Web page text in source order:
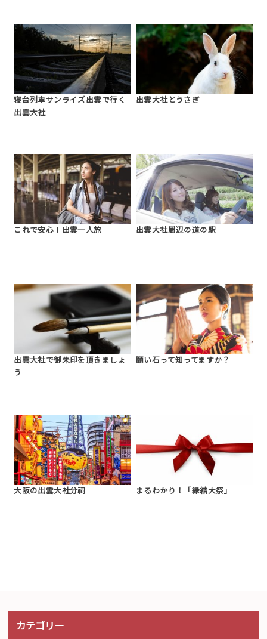
寝台列車サンライズ出雲で行く
出雲大社
出雲大社とうさぎ
これで安心！出雲一人旅 出雲大社周辺の道の駅
出雲大社で御朱印を頂きましょ
う
願い石って知ってますか？
大阪の出雲大社分祠 まるわかり！「縁結大祭」
カテゴリー